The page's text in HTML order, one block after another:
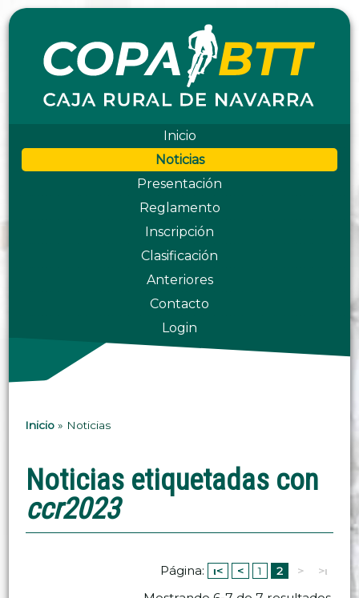
Inicio
Noticias
Presentación
Reglamento
Inscripción
Clasificación
Anteriores
Contacto
Login
Inicio » Noticias
Noticias etiquetadas con
ccr2023
Página: ι< < 1 2 > >ι